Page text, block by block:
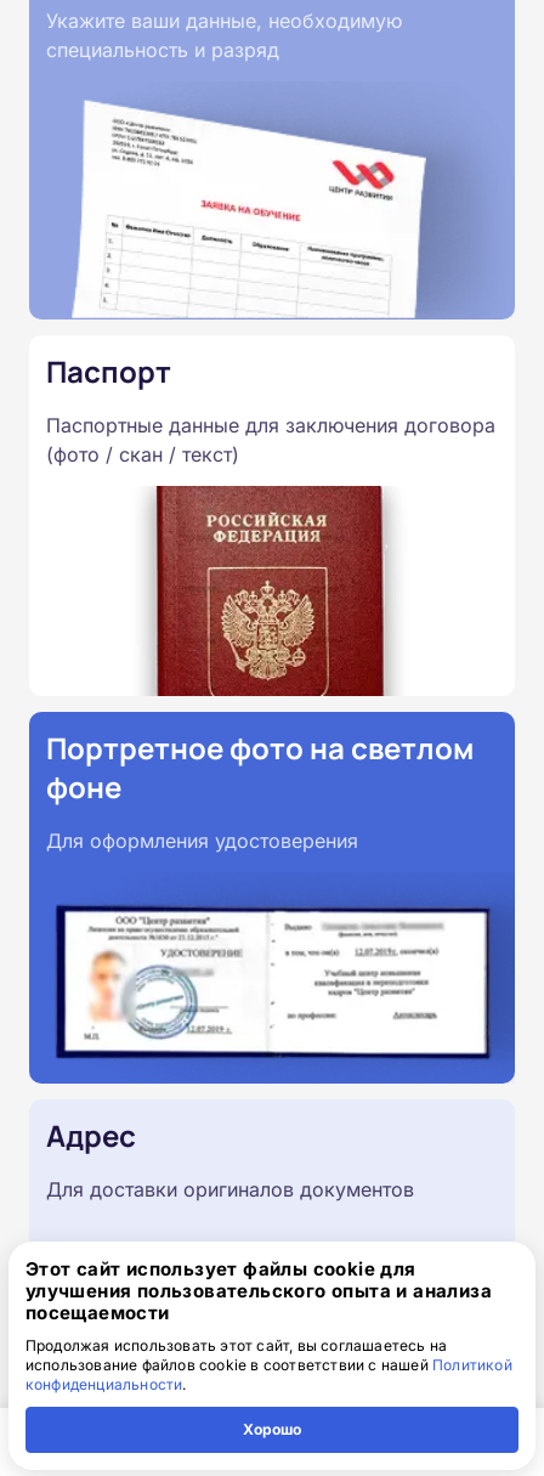
Укажите ваши данные, необходимую
специальность и разряд
Паспорт
Паспортные данные для заключения договора
(фото / скан / текст)
Портретное фото на светлом
фоне
Для оформления удостоверения
Адрес
Для доставки оригиналов документов
Этот сайт использует файлы cookie для
улучшения пользовательского опыта и анализа
посещаемости
Продолжая использовать этот сайт, вы соглашаетесь на
использование файлов cookie в соответствии с нашей Политикой
конфиденциальности.
Хорошо